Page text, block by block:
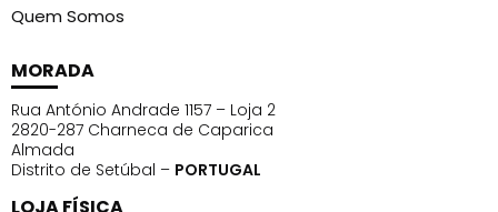
Quem Somos
MORADA
Rua António Andrade 1157 – Loja 2
2820-287 Charneca de Caparica
Almada
Distrito de Setúbal – PORTUGAL
LOJA FÍSICA